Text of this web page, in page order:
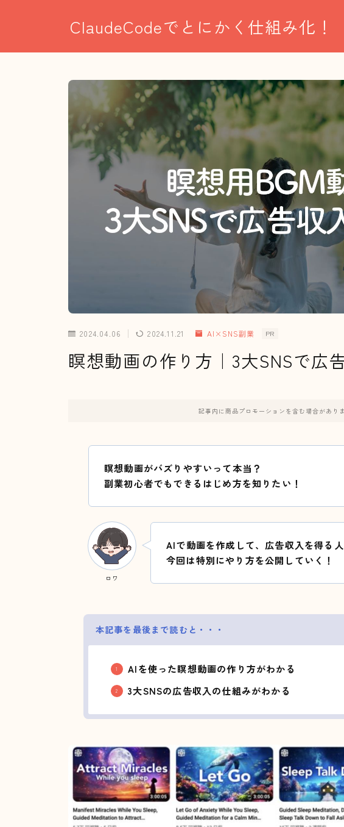
ClaudeCodeでとにかく仕組み化！
2024.04.06 2024.11.21 AI×SNS副業 PR
瞑想動画の作り方｜3大SNSで広
記事内に商品プロモーションを含む場合があり
瞑想動画がバズりやすいって本当？
副業初心者でもできるはじめ方を知りたい！
ロワ
AIで動画を作成して、広告収入を得る
今回は特別にやり方を公開していく！
本記事を最後まで読むと・・・
AIを使った瞑想動画の作り方がわかる
3大SNSの広告収入の仕組みがわかる